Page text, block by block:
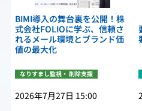
BIMI導入の舞台裏を公開！株
式会社FOLIOに学ぶ、信頼さ
れるメール環境とブランド価
値の最大化
なりすまし監視・ 削除支援
2026年7月27日 15:00